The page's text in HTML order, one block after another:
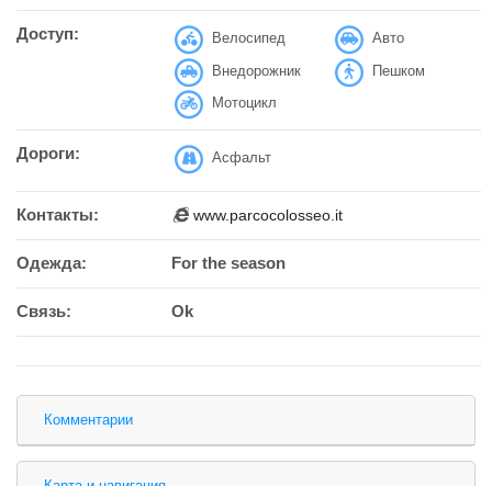
Доступ: Велосипед
Авто
Внедорожник
Пешком
Мотоцикл
Дороги: Асфальт
Контакты: www.parcocolosseo.it
Одежда: For the season
Связь: Ok
Комментарии